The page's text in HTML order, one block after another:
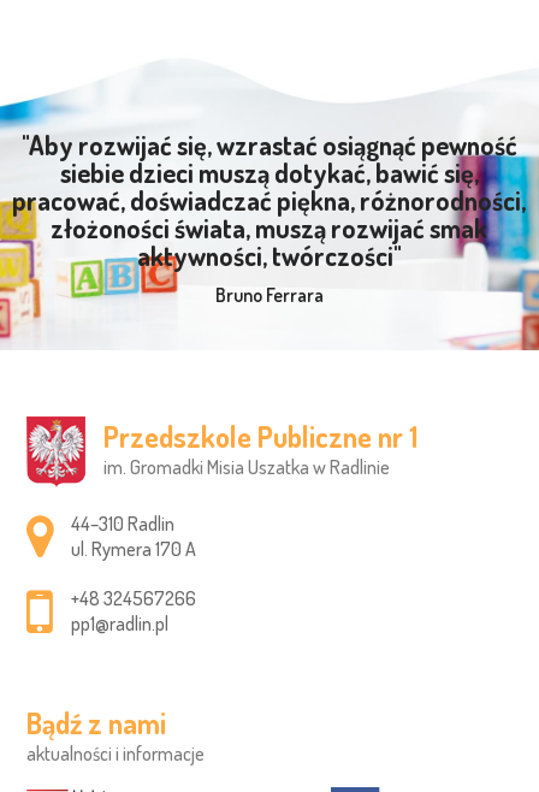
"Aby rozwijać się, wzrastać osiągnąć pewność
siebie dzieci muszą dotykać, bawić się,
pracować, doświadczać piękna, różnorodności,
złożoności świata, muszą rozwijać smak
aktywności, twórczości"
Bruno Ferrara
Przedszkole Publiczne nr 1
im. Gromadki Misia Uszatka w Radlinie
Adres pocztowy:
44–310 Radlin
ul. Rymera 170 A
+48 324567266
pp1@radlin.pl
Bądź z nami
aktualności i informacje